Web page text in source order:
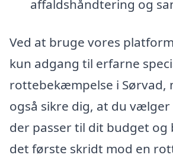
affaldshåndtering og
Ved at bruge vores
kun adgang til erfarne
rottebekæmpelse i Sørvad,
også sikre dig, at du vælger
der passer til dit budget og
det første skridt mod en